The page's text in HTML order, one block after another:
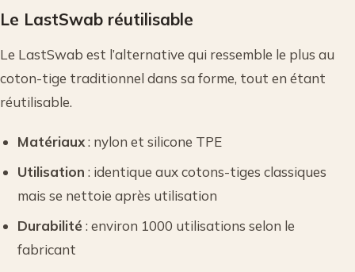
Le LastSwab réutilisable
Le LastSwab est l’alternative qui ressemble le plus au
coton-tige traditionnel dans sa forme, tout en étant
réutilisable.
Matériaux: nylon et silicone TPE
Utilisation : identique aux cotons-tiges classiques
mais se nettoie après utilisation
Durabilité: environ 1000 utilisations selon le
fabricant